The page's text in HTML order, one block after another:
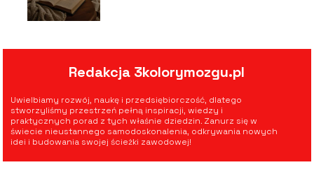
Redakcja 3kolorymozgu.pl
Uwielbiamy rozwój, naukę i przedsiębiorczość, dlatego
stworzyliśmy przestrzeń pełną inspiracji, wiedzy i
praktycznych porad z tych właśnie dziedzin. Zanurz się w
świecie nieustannego samodoskonalenia, odkrywania nowych
idei i budowania swojej ścieżki zawodowej!